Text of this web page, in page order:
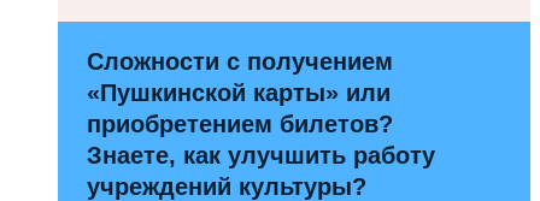
Сложности с получением
«Пушкинской карты» или
приобретением билетов?
Знаете, как улучшить работу
учреждений культуры?